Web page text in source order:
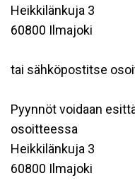
Heikkilänkuja 3
60800 Ilmajoki
tai sähköpostitse
Pyynnöt voidaan
osoitteessa
Heikkilänkuja 3
60800 Ilmajoki